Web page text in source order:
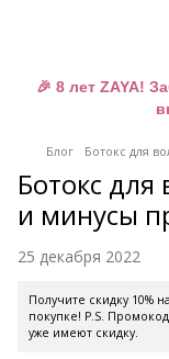
🎉 8 лет ZAYA!
Блог Ботокс для
Ботокс для
и минусы
25 декабря 2022
Получите скидку 10%
покупке! P.S.
уже имеют скидку.